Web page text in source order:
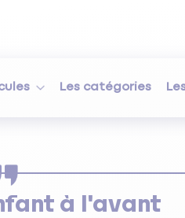
Les catégories
à l'avant